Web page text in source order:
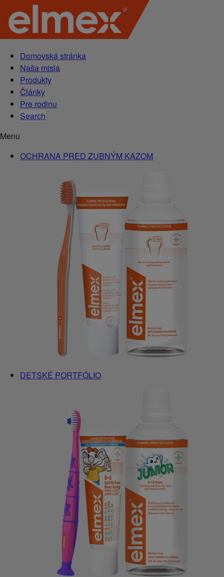
Domovská stránka
Naša misia
Produkty
Články
Pre rodinu
Search
Menu
OCHRANA PRED ZUBNÝM KAZOM
DETSKÉ PORTFÓLIO